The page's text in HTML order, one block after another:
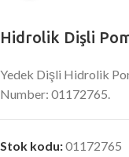
Hidrolik Dişli
Yedek Dişli Hidrolik
Number: 01172765.
Stok kodu:01172765